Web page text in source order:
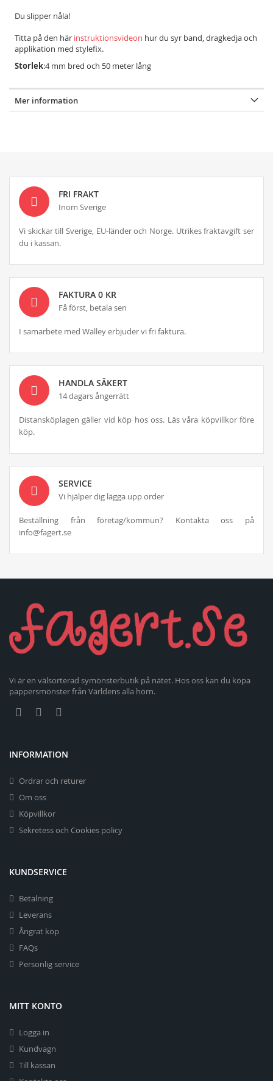
Du slipper nåla!
Titta på den här instruktionsvideon hur du syr band, dragkedja och
applikation med stylefix.
Storlek:4 mm bred och 50 meter lång
Mer information
FRI FRAKT
Inom Sverige
Vi skickar till Sverige, EU-länder och Norge. Utrikes fraktavgift ser
du i kassan.
FAKTURA 0 KR
Få först, betala sen
I samarbete med Walley erbjuder vi fri faktura.
HANDLA SÄKERT
14 dagars ångerrätt
Distansköplagen gäller vid köp hos oss. Läs våra köpvillkor före
köp.
SERVICE
Vi hjälper dig lägga upp order
Beställning från företag/kommun? Kontakta oss på
info@fagert.se
Vi är en välsorterad symönsterbutik på nätet. Hos oss kan du köpa
pappersmönster från Världens alla hörn.
INFORMATION
Ordrar och returer
Om oss
Köpvillkor
Sekretess och Cookies policy
KUNDSERVICE
Betalning
Leverans
Ångrat köp
FAQs
Personlig service
MITT KONTO
Logga in
Kundvagn
Till kassan